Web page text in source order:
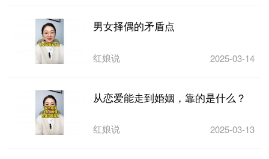
男女择偶的矛盾点
红娘说 2025-03-14
从恋爱能走到婚姻，靠的是什么？
红娘说 2025-03-13